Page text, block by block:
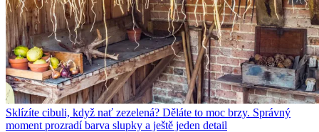
Sklízíte cibuli, když nať zezelená? Děláte to moc brzy. Správný
moment prozradí barva slupky a ještě jeden detail